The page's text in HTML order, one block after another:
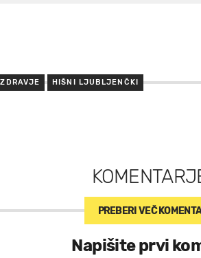
ZDRAVJE HIŠNI LJUBLJENČKI
PREBERI VEČ
Napišite prvi